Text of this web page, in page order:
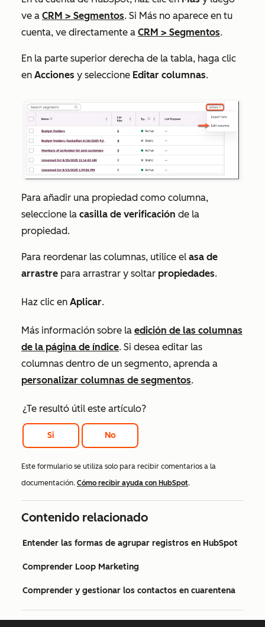
ve a CRM > Segmentos. Si Más no aparece en tu
cuenta, ve directamente a CRM > Segmentos.
En la parte superior derecha de la tabla, haga clic
en Acciones y seleccione Editar columnas.
Para añadir una propiedad como columna,
seleccione la casilla de verificación de la
propiedad.
Para reordenar las columnas, utilice el asa de
arrastre para arrastrar y soltar propiedades.
Haz clic en Aplicar.
Más información sobre la edición de las columnas
de la página de índice. Si desea editar las
columnas dentro de un segmento, aprenda a
personalizar columnas de segmentos.
¿Te resultó útil este artículo?
Si No
Este formulario se utiliza solo para recibir comentarios a la
documentación. Cómo recibir ayuda con HubSpot.
Contenido relacionado
Entender las formas de agrupar registros en HubSpot
Comprender Loop Marketing
Comprender y gestionar los contactos en cuarentena